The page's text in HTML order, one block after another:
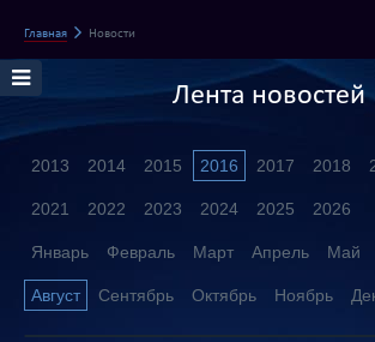
Главная Новости
Лента новостей
2013 2014 2015 2016 2017 2018
2021 2022 2023 2024 2025 2026
Январь Февраль Март Апрель Май
Август Сентябрь Октябрь Ноябрь